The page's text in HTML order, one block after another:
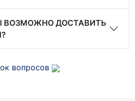
ВОЗМОЖНО ДОСТАВИТЬ
вопросов